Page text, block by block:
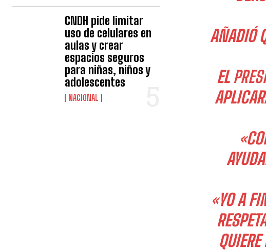
CNDH pide limitar
uso de celulares en
aulas y crear
espacios seguros
para niñas, niños y
adolescentes
NACIONAL
AÑADIÓ
EL
«YO A